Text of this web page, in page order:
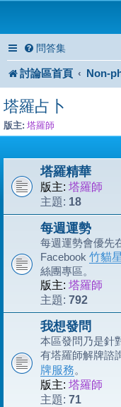
問答集
討論區首頁 Non-
塔羅占卜
版主: 塔羅師
塔羅精華
版主: 塔羅師
主題: 18
每週運勢
每週運勢會優先
Facebook 竹貓
絲團專區。
版主: 塔羅師
主題: 792
我想發問
本區發問乃是針
有塔羅師解牌諮
牌服務。
版主: 塔羅師
主題: 71